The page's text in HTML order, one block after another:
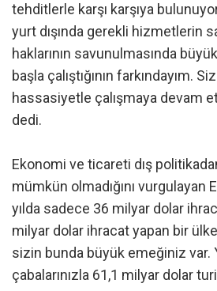
tehditlerle karşı karşıya
yurt dışında gerekli hizmetlerin
haklarının savunulmasında
başla çalıştığının farkındayım.
hassasiyetle çalışmaya devam
dedi.
Ekonomi ve ticareti dış
mümkün olmadığını vurgulayan
yılda sadece 36 milyar dolar
milyar dolar ihracat yapan bir
sizin bunda büyük emeğiniz var.
çabalarınızla 61,1 milyar dolar